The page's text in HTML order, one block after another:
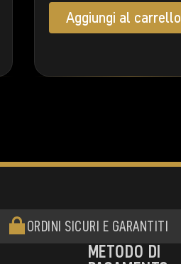
Aggiungi al carrello
ORDINI SICURI E GARANTITI
METODO DI